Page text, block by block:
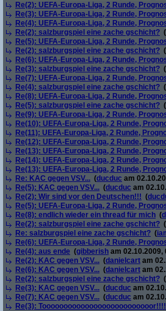
Re(2): UEFA-Europa-Liga, 2 Runde,
Re(3): UEFA-Europa-Liga, 2 Runde,
Re(4): UEFA-Europa-Liga, 2 Runde,
Re(2): salzburgspiel eine zache gschicht? (
Re(5): UEFA-Europa-Liga, 2 Runde,
Re(2): salzburgspiel eine zache gschicht? (
Re(6): UEFA-Europa-Liga, 2 Runde,
Re(3): salzburgspiel eine zache gschicht? (
Re(7): UEFA-Europa-Liga, 2 Runde,
Re(4): salzburgspiel eine zache gschicht? (
Re(8): UEFA-Europa-Liga, 2 Runde,
Re(5): salzburgspiel eine zache gschicht? (
Re(9): UEFA-Europa-Liga, 2 Runde,
Re(10): UEFA-Europa-Liga, 2 Runde,
Re(11): UEFA-Europa-Liga, 2 Runde,
Re(12): UEFA-Europa-Liga, 2 Runde,
Re(13): UEFA-Europa-Liga, 2 Runde,
Re(14): UEFA-Europa-Liga, 2 Runde,
Re(13): UEFA-Europa-Liga, 2 Runde,
Re: KAC gegen VSV... (ducduc am
Re(5): KAC gegen VSV... (ducduc am
Re(2): Wir sind vor den Deutschen!!! (
Re(5): UEFA-Europa-Liga, 2 Runde,
Re(8): endlich wieder ein thread für mich (
Re(2): salzburgspiel eine zache gschicht? (
Re: salzburgspiel eine zache gschicht? (
Re(6): UEFA-Europa-Liga, 2 Runde,
Re(4): aus ende (gibberish am 02.10.2009,
Re(2): KAC gegen VSV... (danielcart am
Re(6): KAC gegen VSV... (danielcart am
Re(2): salzburgspiel eine zache gschicht? (
Re(3): KAC gegen VSV... (ducduc am
Re(7): KAC gegen VSV... (ducduc am
Re(3): Toooooooooooooooooooooooooor!!!!